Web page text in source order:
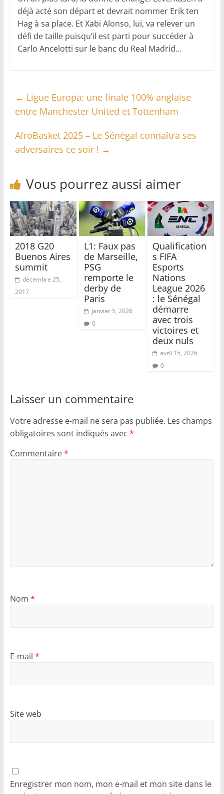
déjà acté son départ et devrait nommer Erik ten
Hag à sa place. Et Xabi Alonso, lui, va relever un
défi de taille puisqu’il est parti pour succéder à
Carlo Ancelotti sur le banc du Real Madrid…
← Ligue Europa: une finale 100% anglaise
entre Manchester United et Tottenham
AfroBasket 2025 – Le Sénégal connaîtra ses
adversaires ce soir ! →
Vous pourrez aussi aimer
2018 G20
Buenos Aires
summit
décembre 25,
2017
L1: Faux pas
de Marseille,
PSG
remporte le
derby de
Paris
janvier 5, 2026
0
‎Qualification
s FIFA
Esports
Nations
League 2026
: le Sénégal
démarre
avec trois
victoires et
deux nuls ‎
avril 15, 2026
0
Laisser un commentaire
Votre adresse e-mail ne sera pas publiée. Les champs
obligatoires sont indiqués avec *
Commentaire*
Nom *
E-mail *
Site web
Enregistrer mon nom, mon e-mail et mon site dans le